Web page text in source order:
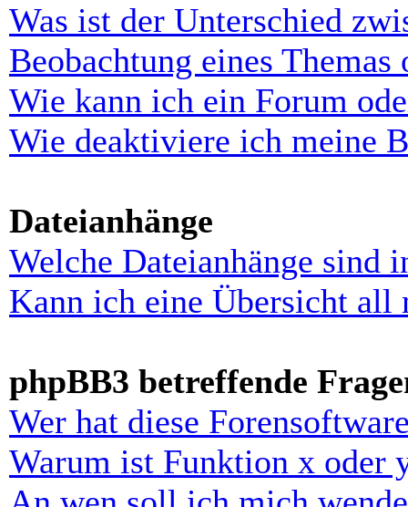
Was ist der Unterschied
Beobachtung eines Themas
Wie kann ich ein Forum
Wie deaktiviere ich meine
Dateianhänge
Welche Dateianhänge sind
Kann ich eine Übersicht all
phpBB3 betreffende
Wer hat diese
Warum ist Funktion x oder